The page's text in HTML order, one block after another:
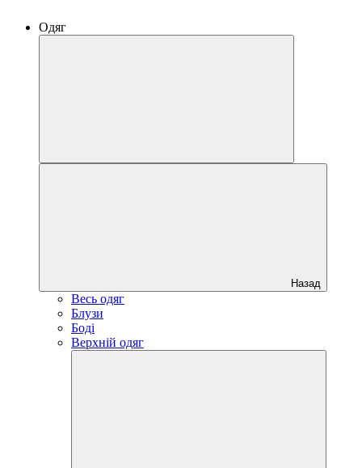
Одяг
Назад
Весь одяг
Блузи
Боді
Верхній одяг